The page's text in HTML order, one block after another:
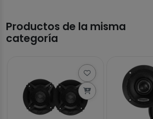
Productos de la misma
categoría